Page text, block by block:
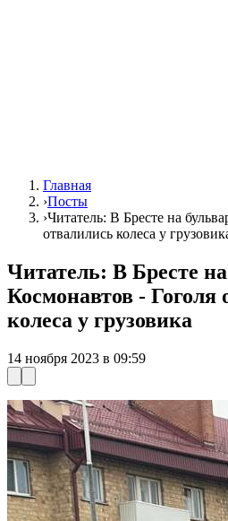
Главная
›Посты
›Читатель: В Бресте на
отвалились колеса у
Читатель: В Бресте
Космонавтов - Гоголя
колеса у грузовика
14 ноября 2023 в 09:59